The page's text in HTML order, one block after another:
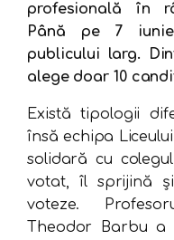
profesională în
Până pe 7
publicului larg.
alege doar 10
Există tipologii
însă echipa Liceului
solidară cu
votat, îl sprijină
voteze.
Theodor Barbu a